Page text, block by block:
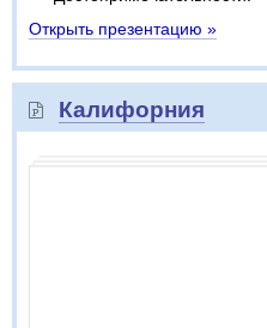
Открыть презентацию »
Калифорния